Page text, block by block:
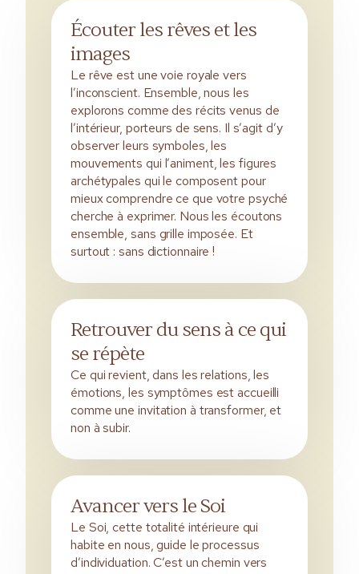
Écouter les rêves et les
images
Le rêve est une voie royale vers
l’inconscient. Ensemble, nous les
explorons comme des récits venus de
l’intérieur, porteurs de sens. Il s’agit d’y
observer leurs symboles, les
mouvements qui l’animent, les figures
archétypales qui le composent pour
mieux comprendre ce que votre psyché
cherche à exprimer. Nous les écoutons
ensemble, sans grille imposée. Et
surtout : sans dictionnaire !
Retrouver du sens à ce qui
se répète
Ce qui revient, dans les relations, les
émotions, les symptômes est accueilli
comme une invitation à transformer, et
non à subir.
Avancer vers le Soi
Le Soi, cette totalité intérieure qui
habite en nous, guide le processus
d’individuation. C’est un chemin vers